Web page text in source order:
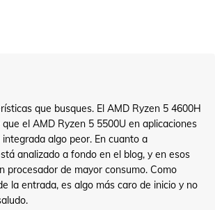
que busques. El AMD Ryzen 5 4600H
el AMD Ryzen 5 5500U en aplicaciones
algo peor. En cuanto a
analizado a fondo en el blog, y en esos
procesador de mayor consumo. Como
la entrada, es algo más caro de inicio y no